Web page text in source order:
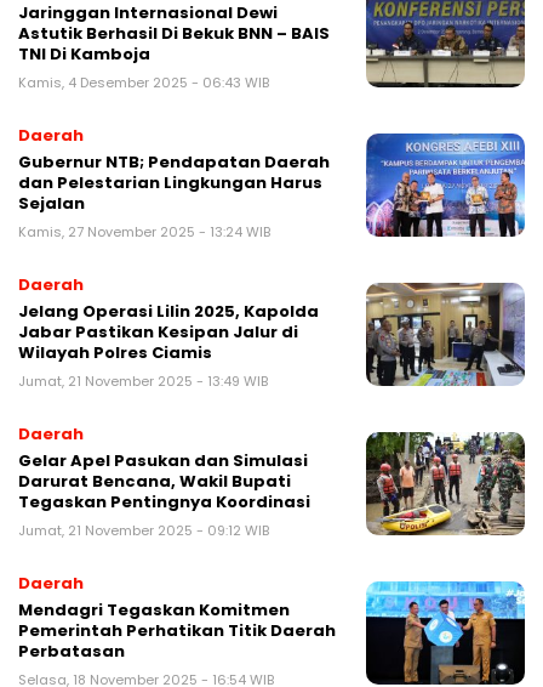
Jaringgan Internasional Dewi
Astutik Berhasil Di Bekuk BNN – BAIS
TNI Di Kamboja
Kamis, 4 Desember 2025 - 06:43 WIB
Daerah
Gubernur NTB; Pendapatan Daerah
dan Pelestarian Lingkungan Harus
Sejalan
Kamis, 27 November 2025 - 13:24 WIB
Daerah
Jelang Operasi Lilin 2025, Kapolda
Jabar Pastikan Kesipan Jalur di
Wilayah Polres Ciamis
Jumat, 21 November 2025 - 13:49 WIB
Daerah
Gelar Apel Pasukan dan Simulasi
Darurat Bencana, Wakil Bupati
Tegaskan Pentingnya Koordinasi
Jumat, 21 November 2025 - 09:12 WIB
Daerah
Mendagri Tegaskan Komitmen
Pemerintah Perhatikan Titik Daerah
Perbatasan
Selasa, 18 November 2025 - 16:54 WIB